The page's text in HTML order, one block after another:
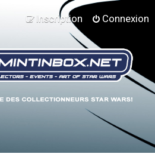
Connexion
Inscription